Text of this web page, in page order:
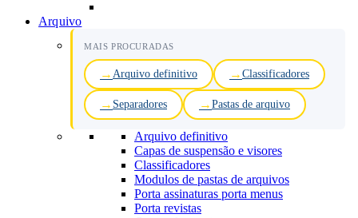
Arquivo
MAIS PROCURADAS
Arquivo definitivo Classificadores
Separadores Pastas de arquivo
Arquivo definitivo
Capas de suspensão e visores
Classificadores
Modulos de pastas de arquivos
Porta assinaturas porta menus
Porta revistas